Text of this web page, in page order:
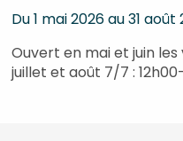
Du 1 mai 2026 au 31 août
Ouvert en mai et juin les
juillet et août 7/7 :